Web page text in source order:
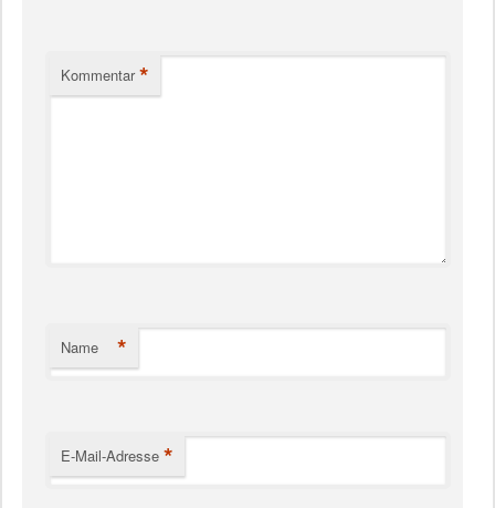
Kommentar *
Name *
E-Mail-Adresse *